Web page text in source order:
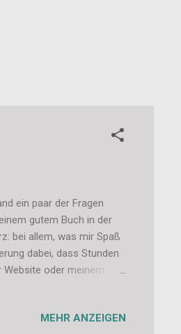
ein paar der Fragen
gutem Buch in der
bei allem, was mir Spaß
dabei, dass Stunden
oder meinem
Hobbys * unkreativ ;-)
MEHR ANZEIGEN